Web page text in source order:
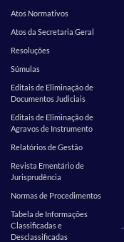
Atos Normativos
Atos da Secretaria Geral
Resoluções
Súmulas
Editais de Eliminação de
Documentos Judiciais
Editais de Eliminação de
Agravos de Instrumento
Relatórios de Gestão
Revista Ementário de
Jurisprudência
Normas de Procedimentos
Tabela de Informações
Classificadas e
Desclassificadas